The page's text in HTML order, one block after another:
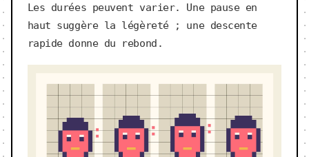
Les durées peuvent varier. Une pause en
haut suggère la légèreté ; une descente
rapide donne du rebond.